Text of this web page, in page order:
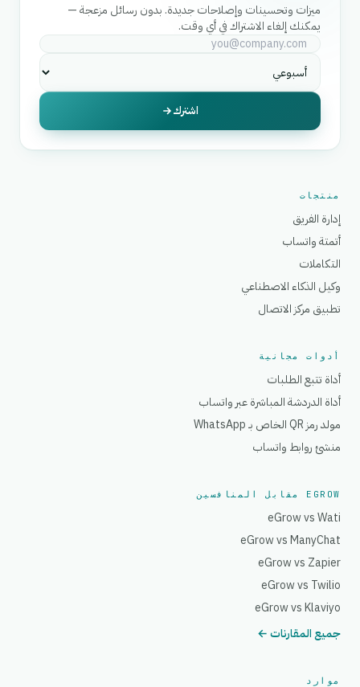
ميزات وتحسينات وإصلاحات جديدة. بدون رسائل مزعجة —
يمكنك إلغاء الاشتراك في أي وقت.
اشترك
منتجات
إدارة الفريق
أتمتة واتساب
التكاملات
وكيل الذكاء الاصطناعي
تطبيق مركز الاتصال
أدوات مجانية
أداة تتبع الطلبات
أداة الدردشة المباشرة عبر واتساب
مولد رمز QR الخاص بـ WhatsApp
منشئ روابط واتساب
EGROW مقابل المنافسين
eGrow vs Wati
eGrow vs ManyChat
eGrow vs Zapier
eGrow vs Twilio
eGrow vs Klaviyo
جميع المقارنات ←
موارد